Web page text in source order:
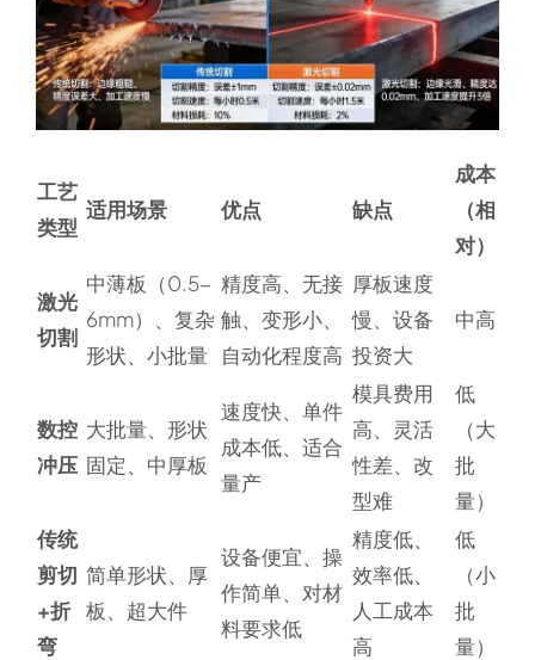
工艺
类型
适用场景 优点 缺点
成本
（相
对）
激光
切割
中薄板（0.5-
6mm）、复杂
形状、小批量
精度高、无接
触、变形小、
自动化程度高
厚板速度
慢、设备
投资大
中高
数控
冲压
大批量、形状
固定、中厚板
速度快、单件
成本低、适合
量产
模具费用
高、灵活
性差、改
型难
低
（大
批
量）
传统
剪切
+折
弯
简单形状、厚
板、超大件
设备便宜、操
作简单、对材
料要求低
精度低、
效率低、
人工成本
高
低
（小
批
量）